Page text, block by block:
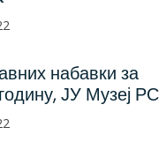
набавки за
ЈУ Музеј РС